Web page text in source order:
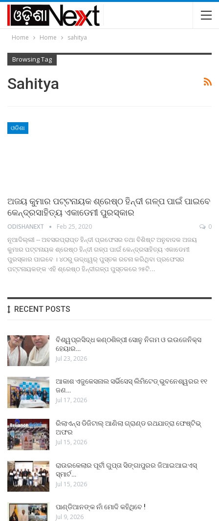
Home Home sahitya
Browsing Tag
Sahitya
ଓଡିଶା
ଅଜୟ କୁମାର ପଟ୍ଟନାୟକ ଶ୍ରେଷ୍ଠ ହିନ୍ଦୀ ଗଳ୍ପ ପାଇଁ ପାଇବେ
କେନ୍ଦ୍ରସାହିତ୍ୟ ଏକାଡେମୀ ପୁରସ୍କାର
ODISHANEXT Feb 25, 2020 0
ନୂଆଦିଲ୍ଲୀ -- ଅବସରପ୍ରାପ୍ତ ହିନ୍ଦୀ ପ୍ରଫେସର ତଥା ବିଶିଷ୍ଟ ଅନୁବାଦକ ଅଜୟ
କୁମାର ପଟ୍ଟନାୟକ ଶ୍ରେଷ୍ଠ ହିନ୍ଦୀ ଗଳ୍ପ ପାଇଁ କେନ୍ଦ୍ରସାହିତ୍ୟ ଏକାଡେମୀ
ପୁରସ୍କାର ପାଇବେ । ୪୦ରୁ ଊଦ୍ଧ୍ୱର୍ ପୁସ୍ତକ ରଚନା କରିଥିବା ପ୍ରଫେସର
ପଟ୍ଟନାୟକଙ୍କ ଏହି ଶ୍ରେଷ୍ଠ ହିନ୍ଦୀଗଳ୍ପ ପୁସ୍ତକରେ ୨୫ଟି…
RECENT POSTS
ବିଶ୍ୱପ୍ରସିଦ୍ଧ କଣ୍ଠଶିଳ୍ପୀ ସୋନୁ ନିଗମ ଓ ଇଉଜେନିକ୍ସ
ହେୟାର…
Jul 23, 2026
ଆକାଶ ଏଜୁକେସନାଲ ସର୍ଭିସେସ୍ ଲିମିଟେଡ୍ ଭୁବନେଶ୍ୱରର ୧୧
ଜଣ…
Jul 17, 2026
ରିଲାଏନ୍ସ ଡିଜିଟାଲ୍ ଆଣିଲା ଗ୍ରାଣ୍ଡ ରଥଯାତ୍ରା ଫେଷ୍ଟିଭ୍
ଅଫର
Jul 15, 2026
ରାଉରକେଲାର ପୂର୍ବୀ ଗୁପ୍ତା ସିଙ୍ଗାପୁରର ଜିଆଇଆଇଏସ୍
ସ୍ମାର୍ଟ…
Jul 15, 2026
ପାଣ୍ଡିଆନଙ୍କ ନାଁ ମୋଦି କହିଥିବେ !
Jul 9, 2026